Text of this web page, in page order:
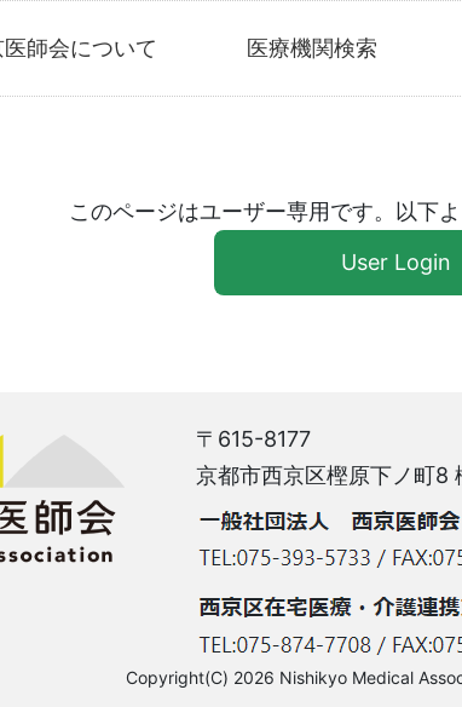
師会について 医療機関検索
このページはユーザー専用です。以下
User Login
〒615-8177
京都市西京区樫原下ノ町8
Copyright(C) 2026 Nishikyo Medical